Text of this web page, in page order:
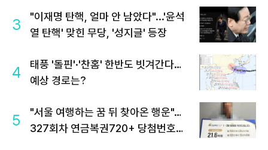
3
"이재명 탄핵, 얼마 안 남았다"...'윤석
열 탄핵' 맞힌 무당, '성지글' 등장
4
태풍 '돌핀'·'찬홈' 한반도 빗겨간다…
예상 경로는?
5
"서울 여행하는 꿈 뒤 찾아온 행운"…
327회차 연금복권720+ 당첨번호조